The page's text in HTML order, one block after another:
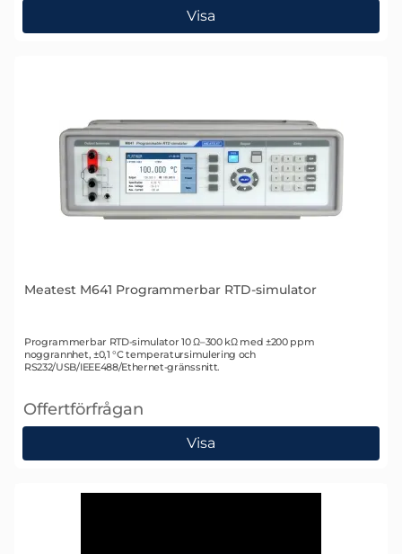
, Meatest M631 Programmerbar precisions-RTD-
Visa
Meatest M641 Programmerbar RTD-simulator
Art. nr 2030
Programmerbar RTD-simulator 10 Ω–300 kΩ med ±200 ppm
noggrannhet, ±0,1 °C temperatursimulering och
RS232/USB/IEEE488/Ethernet-gränssnitt.
Offertförfrågan
, Meatest M641 Programmerbar RTD-simulator
Visa